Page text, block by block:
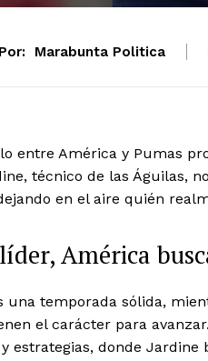
Por: Marabunta Politica
entre América y Pumas
técnico de las Águilas,
en el aire quién
América
temporada sólida,
el carácter para
estrategias, donde Jardine